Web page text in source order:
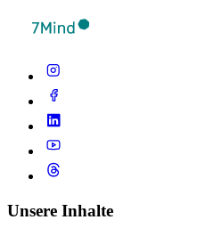
Unsere Inhalte